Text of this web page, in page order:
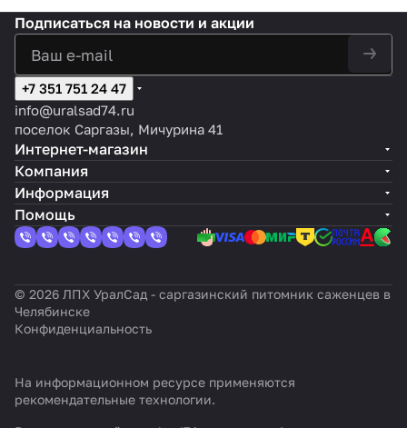
Подписаться на новости и акции
+7 351 751 24 47
info@uralsad74.ru
поселок Саргазы, Мичурина 41
Интернет-магазин
Компания
Информация
Помощь
© 2026 ЛПХ УралСад - саргазинский питомник саженцев в
Челябинске
Конфиденциальность
На информационном ресурсе применяются
рекомендательные технологии.